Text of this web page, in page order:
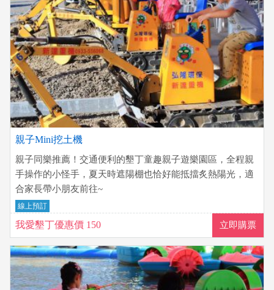
親子Mini挖土機
親子同樂推薦！交通便利的墾丁童趣親子遊樂園區，全程親
手操作的小怪手，夏天時遮陽棚也恰好能抵擋炙熱陽光，適
合家長帶小朋友前往~
線上預訂
我愛墾丁優惠價 150 立即購票